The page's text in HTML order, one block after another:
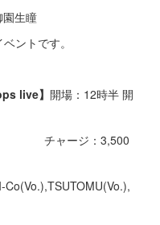
生瞳
トです。
live】 開場：12時半 開
3,500